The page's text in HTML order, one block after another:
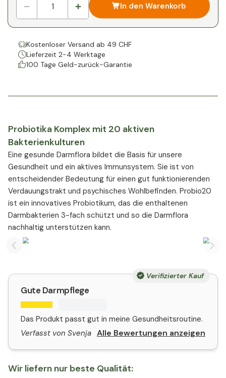
In den Warenkorb
Kostenloser Versand ab 49 CHF
Lieferzeit 2-4 Werktage
100 Tage Geld-zurück-Garantie
Probiotika Komplex mit 20 aktiven
Bakterienkulturen
Eine gesunde Darmflora bildet die Basis für unsere
Gesundheit und ein aktives Immunsystem. Sie ist von
entscheidender Bedeutung für einen gut funktionierenden
Verdauungstrakt und psychisches Wohlbefinden. Probio20
ist ein innovatives Probiotikum, das die enthaltenen
Darmbakterien 3-fach schützt und so die Darmflora
nachhaltig unterstützen kann.
Previous slide
Verifizierter Kauf
Gute Darmpflege
Das Produkt passt gut in meine Gesundheitsroutine.
Verfasst von Svenja Alle Bewertungen anzeigen
Wir liefern nur beste Qualität: